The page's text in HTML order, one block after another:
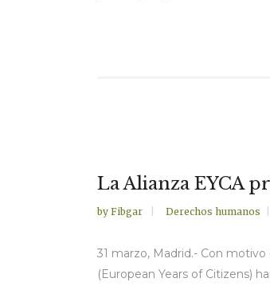
La Alianza EYCA
by Fibgar Derechos humanos
31 marzo, Madrid.- Con
(European Years of Citizens)